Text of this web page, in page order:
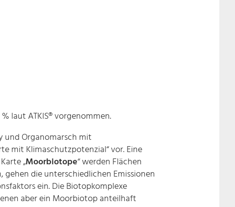
laut ATKIS® vorgenommen.
und Organomarsch mit
mit Klimaschutzpotenzial“ vor. Eine
„Moorbiotope“ werden Flächen
die unterschiedlichen Emissionen
ein. Die Biotopkomplexe
aber ein Moorbiotop anteilhaft